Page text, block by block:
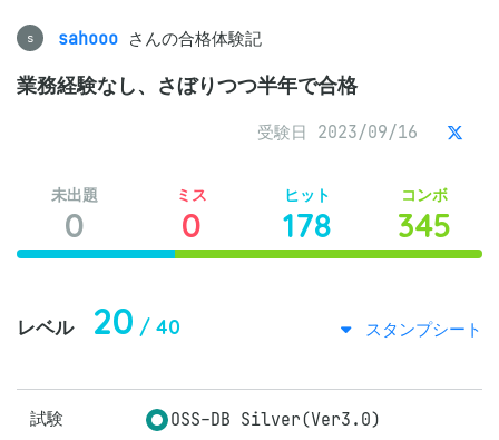
s sahooo さんの合格体験記
業務経験なし、さぼりつつ半年で合格
受験日 2023/09/16
未出題
0
ミス
0
ヒット
178
コンボ
345
レベル 20 / 40 スタンプシート
試験 OSS-DB Silver(Ver3.0)